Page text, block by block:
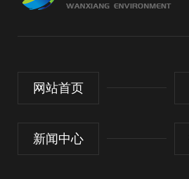
网站首页
新闻中心